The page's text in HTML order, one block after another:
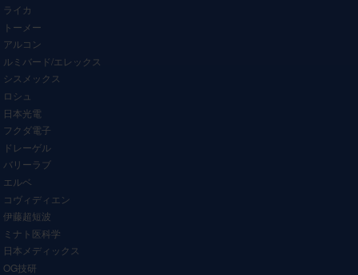
ライカ
トーメー
アルコン
ルミバード/エレックス
シスメックス
ロシュ
日本光電
フクダ電子
ドレーゲル
バリーラブ
エルベ
コヴィディエン
伊藤超短波
ミナト医科学
日本メディックス
OG技研